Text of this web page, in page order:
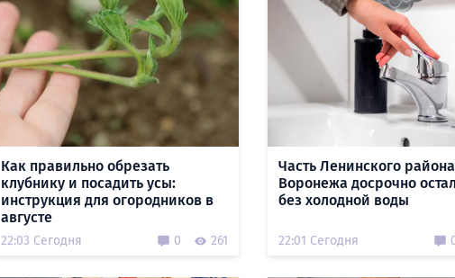
Как правильно обрезать
клубнику и посадить усы:
инструкция для огородников в
августе
22:03 Сегодня 0 261
Часть Ленинского района
Воронежа досрочно
без холодной воды
22:01 Сегодня